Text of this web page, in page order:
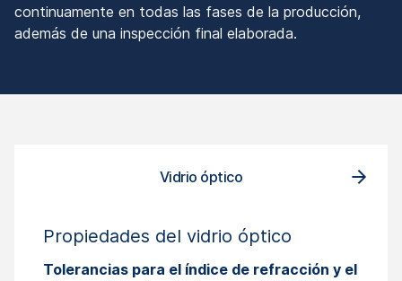
continuamente en todas las fases de la producción,
además de una inspección final elaborada.
Vidrio óptico
Propiedades del vidrio óptico
Tolerancias para el índice de refracción y el